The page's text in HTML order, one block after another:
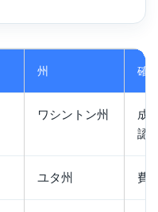
州 確
ワシントン州
成
認
ユタ州 費